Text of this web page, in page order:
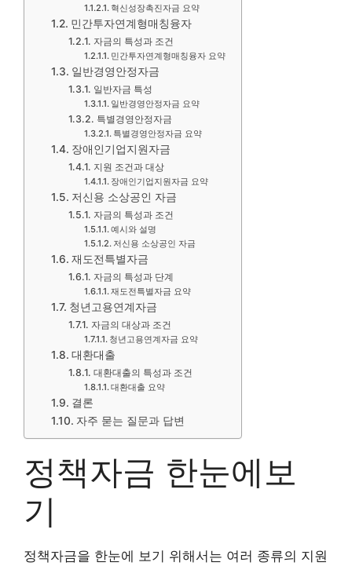
혁신성장촉진자금 요약
민간투자연계형매칭융자
자금의 특성과 조건
민간투자연계형매칭융자 요약
일반경영안정자금
일반자금 특성
일반경영안정자금 요약
특별경영안정자금
특별경영안정자금 요약
장애인기업지원자금
지원 조건과 대상
장애인기업지원자금 요약
저신용 소상공인 자금
자금의 특성과 조건
예시와 설명
저신용 소상공인 자금
재도전특별자금
자금의 특성과 단계
재도전특별자금 요약
청년고용연계자금
자금의 대상과 조건
청년고용연계자금 요약
대환대출
대환대출의 특성과 조건
대환대출 요약
결론
자주 묻는 질문과 답변
정책자금 한눈에보
기
정책자금을 한눈에 보기 위해서는 여러 종류의 지원